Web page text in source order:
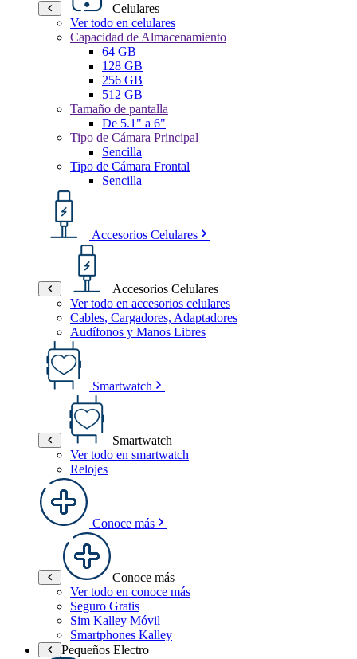
Celulares
Ver todo en celulares
Capacidad de Almacenamiento
64 GB
128 GB
256 GB
512 GB
Tamaño de pantalla
De 5.1" a 6"
Tipo de Cámara Principal
Sencilla
Tipo de Cámara Frontal
Sencilla
Accesorios Celulares
Accesorios Celulares
Ver todo en accesorios celulares
Cables, Cargadores, Adaptadores
Audífonos y Manos Libres
Smartwatch
Smartwatch
Ver todo en smartwatch
Relojes
Conoce más
Conoce más
Ver todo en conoce más
Seguro Gratis
Sim Kalley Móvil
Smartphones Kalley
Pequeños Electro